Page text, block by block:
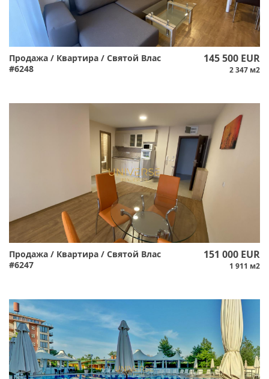
Продажа / Квартира / Святой Влас
#6248
145 500 EUR
2 347 м2
Продажа / Квартира / Святой Влас
#6247
151 000 EUR
1 911 м2